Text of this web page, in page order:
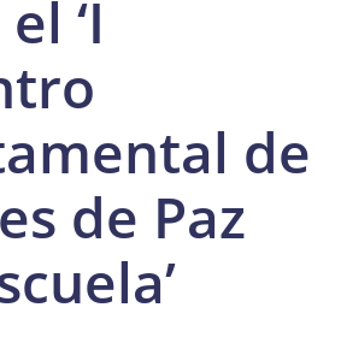
‘I
de
de Paz